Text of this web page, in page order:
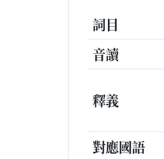
詞目
音讀
釋義
對應國語